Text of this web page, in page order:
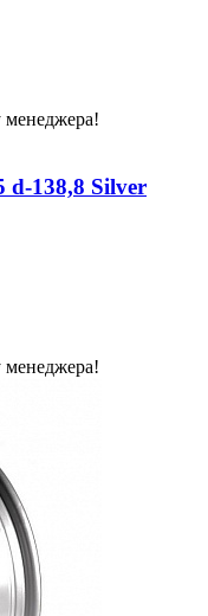
менеджера!
d-138,8 Silver
менеджера!